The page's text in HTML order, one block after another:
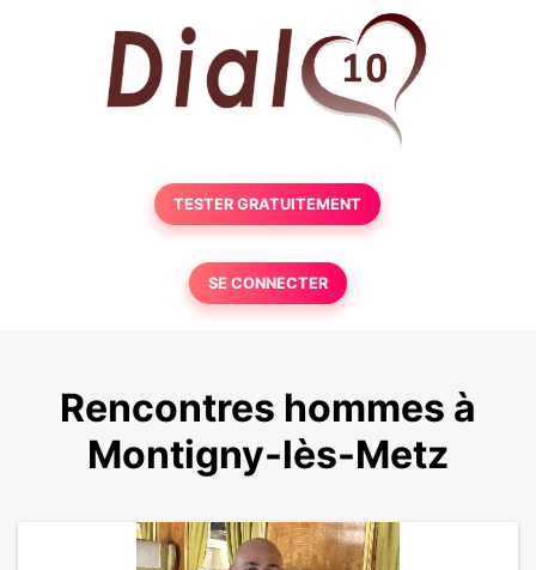
TESTER GRATUITEMENT
SE CONNECTER
Rencontres hommes à
Montigny-lès-Metz